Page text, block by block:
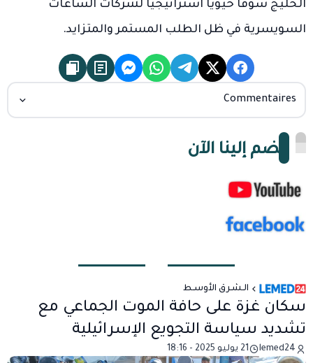
الخليج سوقًا حيويًا استراتيجياً لشركات الساعات
السويسرية في ظل الطلب المستمر والمتزايد.
Commentaires
انضم إلينا الآن
الـشـرق الأوسـط
سكان غزة على حافة الموت الجماعي مع
تشديد سياسة التجويع الإسرائيلية
lemed24 21 يوليو 2025 - 18:16